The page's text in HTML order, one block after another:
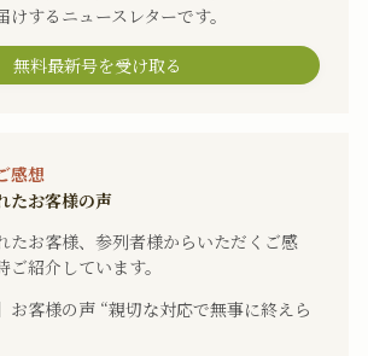
するニュースレターです。
無料最新号を受け取る
感想
たお客様の声
たお客様、参列者様からいただくご感
紹介しています。
お客様の声 “親切な対応で無事に終えら